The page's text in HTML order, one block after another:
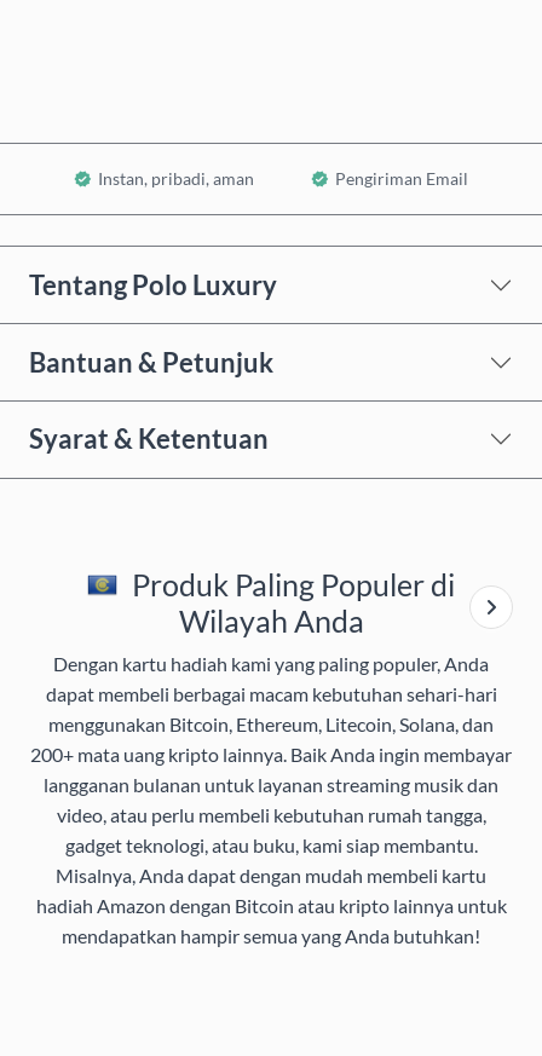
Instan, pribadi, aman Pengiriman Email
Tentang Polo Luxury
Bantuan & Petunjuk
Syarat & Ketentuan
Produk Paling Populer di
Wilayah Anda
Dengan kartu hadiah kami yang paling populer, Anda
dapat membeli berbagai macam kebutuhan sehari-hari
menggunakan Bitcoin, Ethereum, Litecoin, Solana, dan
200+ mata uang kripto lainnya. Baik Anda ingin membayar
langganan bulanan untuk layanan streaming musik dan
video, atau perlu membeli kebutuhan rumah tangga,
gadget teknologi, atau buku, kami siap membantu.
Misalnya, Anda dapat dengan mudah membeli kartu
hadiah Amazon dengan Bitcoin atau kripto lainnya untuk
mendapatkan hampir semua yang Anda butuhkan!